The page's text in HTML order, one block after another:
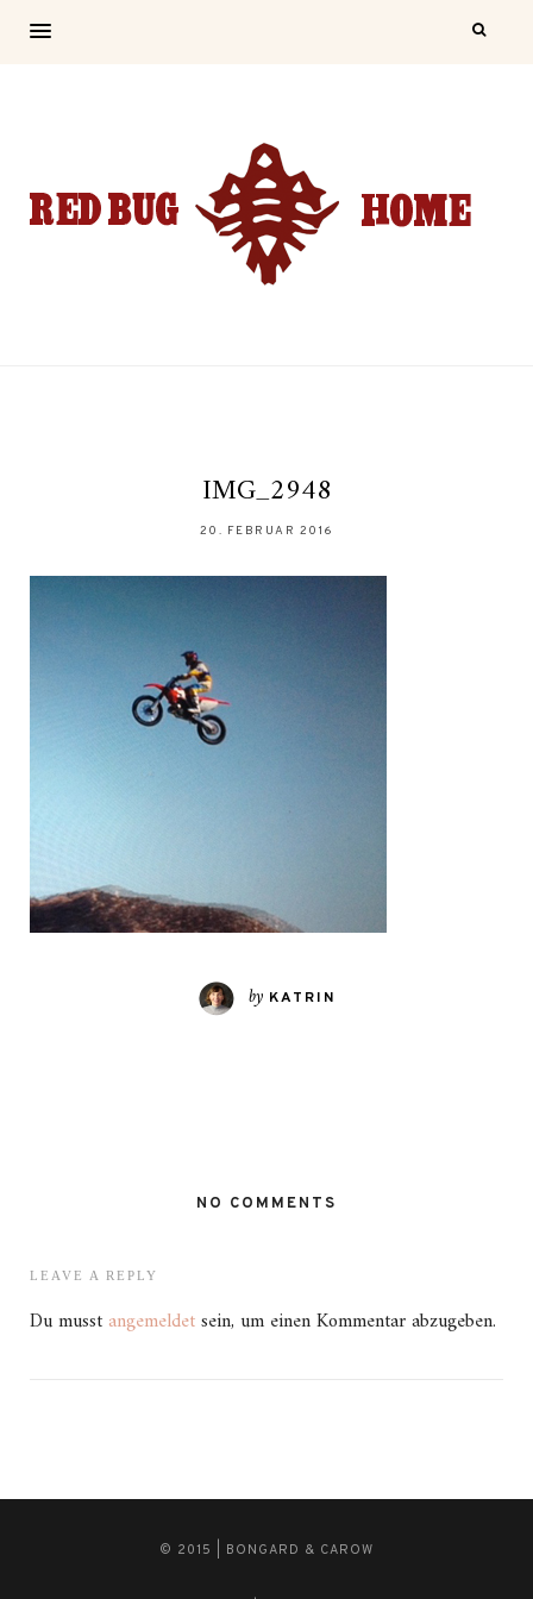
IMG_2948
20. FEBRUAR 2016
by KATRIN
NO COMMENTS
LEAVE A REPLY
Du musst angemeldetsein, um einen Kommentar abzugeben.
© 2015 | BONGARD & CAROW